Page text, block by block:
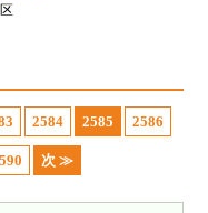
2584 2585 2586
次 ≫